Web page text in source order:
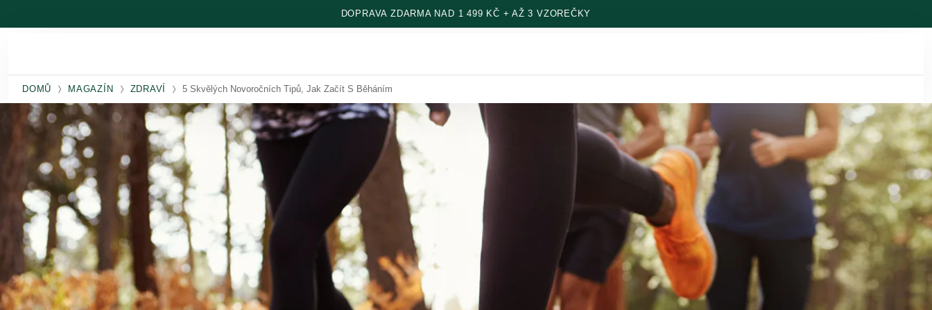
DOPRAVA ZDARMA NAD 1 499 KČ + AŽ 3 VZOREČKY
DOMŮ MAGAZÍN ZDRAVÍ 5 Skvělých Novoročních Tipů, Jak Začít S Běháním